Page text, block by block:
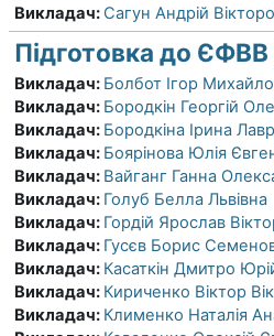
Викладач: Сагун Андрій
Підготовка до ЄФВВ
Викладач: Болбот Ігор
Викладач: Бородкін Георгій
Викладач: Бородкіна Ірина
Викладач: Боярінова Юлія
Викладач: Вайганг Ганна
Викладач: Голуб Белла Львівна
Викладач: Гордій Ярослав
Викладач: Гусєв Борис
Викладач: Касаткін Дмитро
Викладач: Кириченко Віктор
Викладач: Клименко Наталія